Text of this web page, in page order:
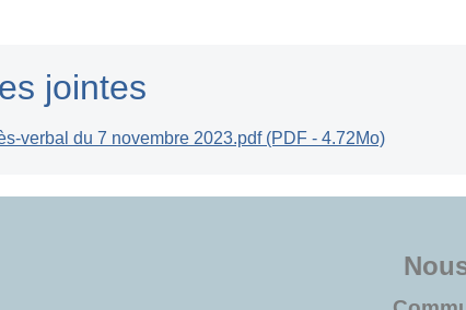
jointes
verbal du 7 novembre 2023.pdf (PDF - 4.72Mo)